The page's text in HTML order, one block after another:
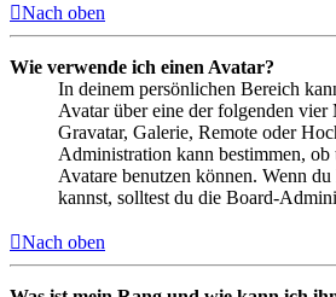
Nach oben
Wie verwende ich einen Avatar?
In deinem persönlichen Bereich
Avatar über eine der folgenden vier
Gravatar, Galerie, Remote oder
Administration kann bestimmen,
Avatare benutzen können. Wenn
kannst, solltest du die Board-
Nach oben